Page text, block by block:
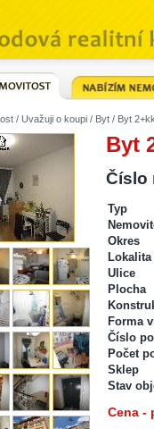
/ Uvažuji o koupi / Byt / Byt
Byt
Číslo
Typ
Okres
Lokalita
Ulice
Plocha
Forma
Číslo
Počet
Sklep
Stav
Cena -